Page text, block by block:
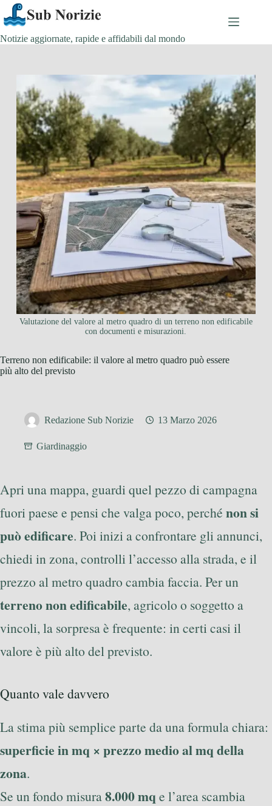
Salta
al
contenuto
Notizie aggiornate, rapide e affidabili dal mondo
Valutazione del valore al metro quadro di un terreno non edificabile
con documenti e misurazioni.
Terreno non edificabile: il valore al metro quadro può essere
più alto del previsto
Redazione Sub Norizie 13 Marzo 2026
Giardinaggio
Apri una mappa, guardi quel pezzo di campagna
fuori paese e pensi che valga poco, perché non si
può edificare. Poi inizi a confrontare gli annunci,
chiedi in zona, controlli l’accesso alla strada, e il
prezzo al metro quadro cambia faccia. Per un
terreno non edificabile, agricolo o soggetto a
vincoli, la sorpresa è frequente: in certi casi il
valore è più alto del previsto.
Quanto vale davvero
La stima più semplice parte da una formula chiara:
superficie in mq × prezzo medio al mq della
zona.
Se un fondo misura8.000 mq e l’area scambia